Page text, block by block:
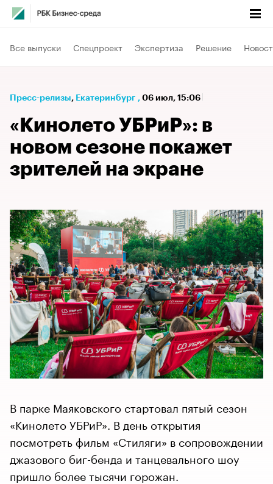
Все выпуски Спецпроект Экспертиза Решение
Пресс-релизы⁠, Екатеринбург , 06 июл, 15:06
«Кинолето УБРиР»: в
новом сезоне покажет
зрителей на экране
В парке Маяковского стартовал пятый сезон
«Кинолето УБРиР». В день открытия
посмотреть фильм «Стиляги» в сопровождении
джазового биг-бенда и танцевального шоу
пришло более тысячи горожан.